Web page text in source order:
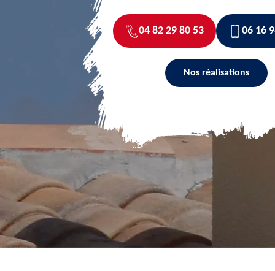
04 82 29 80 53 06 16
Nos réalisations